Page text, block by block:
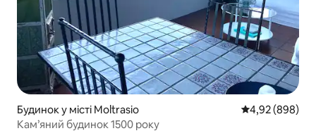
Будинок у місті Moltrasio Середня
4,92 (898)
Кам’яний будинок 1500 року